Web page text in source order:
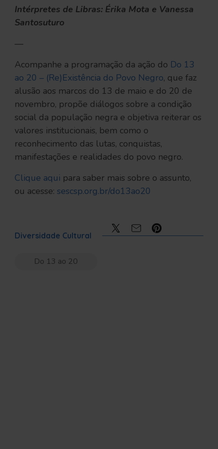
Intérpretes de Libras: Érika Mota e Vanessa
Santosuturo
—
Acompanhe a programação da ação do Do 13
ao 20 – (Re)Existência do Povo Negro, que faz
alusão aos marcos do 13 de maio e do 20 de
novembro, propõe diálogos sobre a condição
social da população negra e objetiva reiterar os
valores institucionais, bem como o
reconhecimento das lutas, conquistas,
manifestações e realidades do povo negro.
Clique aqui para saber mais sobre o assunto,
ou acesse: sescsp.org.br/do13ao20
Diversidade Cultural
Do 13 ao 20